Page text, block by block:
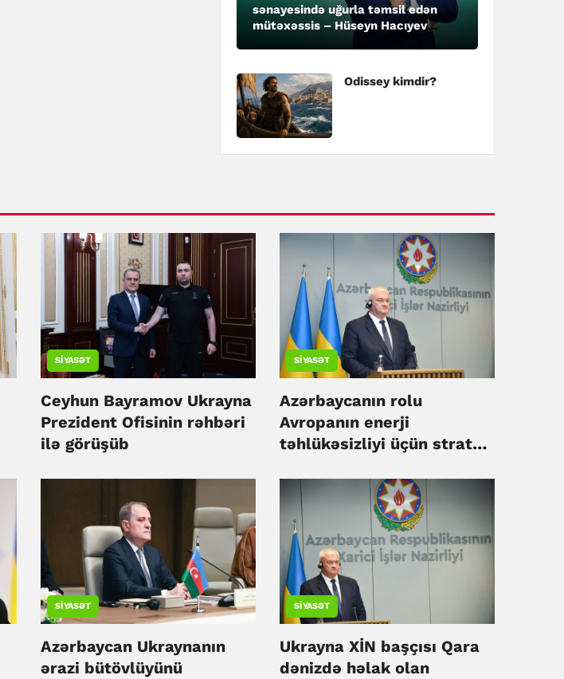
sənayesində uğurla təmsil edən
mütəxəssis – Hüseyn Hacıyev
Odissey kimdir?
SIYASƏT
Ceyhun Bayramov Ukrayna
Prezident Ofisinin rəhbəri
ilə görüşüb
SIYASƏT
Azərbaycanın rolu
Avropanın enerji
təhlükəsizliyi üçün strateji
SIYASƏT
Azərbaycan Ukraynanın
ərazi bütövlüyünü
SIYASƏT
Ukrayna XİN başçısı Qara
dənizdə həlak olan